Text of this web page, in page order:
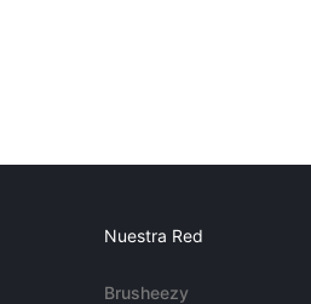
Nuestra Red
Brusheezy